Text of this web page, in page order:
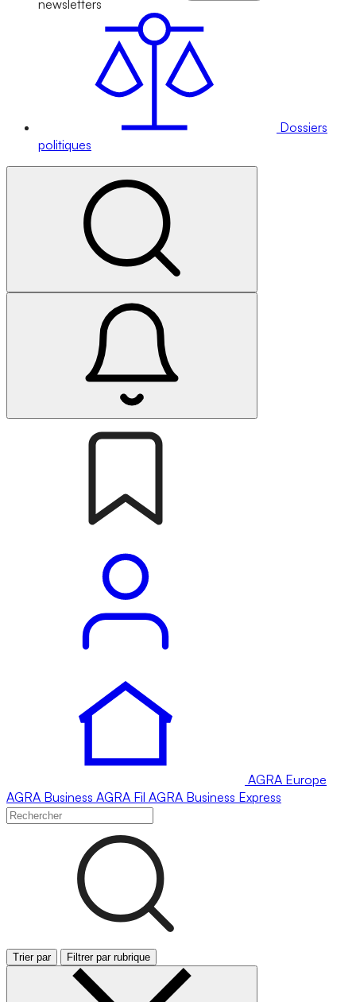
newsletters
Dossiers
politiques
AGRA Europe
AGRA Business AGRA Fil AGRA Business Express
Trier par Filtrer par rubrique